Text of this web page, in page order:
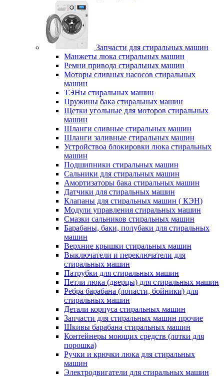
Запчасти для стиральных машин
Манжеты люка стиральных машин
Ремни привода стиральных машин
Моторы сливных насосов стиральных
машин
ТЭНы стиральных машин
Пружины бака стиральных машин
Щетки угольные для моторов стиральных
машин
Шланги сливные стиральных машин
Шланги заливные стиральных машин
Устройствоа блокировки люка стиральных
машин
Подшипники стиральных машин
Сальники для стиральных машин
Амортизаторы бака стиральных машин
Датчики для стиральных машин
Клапаны для стиральных машин ( КЭН)
Модули управления стиральных машин
Смазки сальников стиральных машин
Барабаны, баки, полубаки для стиральных
машин
Верхние крышки стиральных машин
Выключатели и переключатели для
стиральных машин
Патрубки для стиральных машин
Петли люка (дверцы) для стиральных машин
Ребра барабана (лопасти, бойники) для
стиральных машин
Детали корпуса стиральных машин
Запчасти для стиральных машин прочие
Шкивы барабана стиральных машин
Контейнеры моющих средств (лотки для
порошка)
Ручки и крючки люка для стиральных
машин
Электродвигатели для стиральных машин